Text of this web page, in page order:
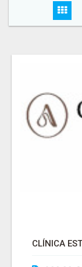
Servicios
CLÍNICA